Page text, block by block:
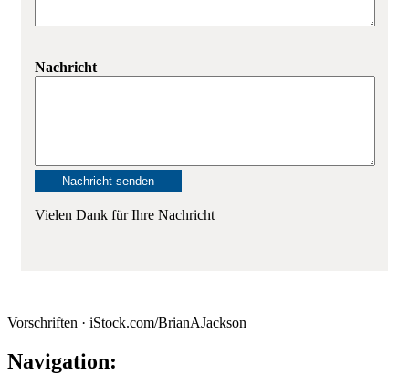
Nachricht
Vielen Dank für Ihre Nachricht
Vorschriften · iStock.com/BrianAJackson
Navigation: